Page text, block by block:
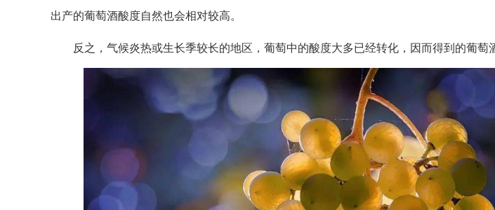
出产的葡萄酒酸度自然也会相对较高。
反之，气候炎热或生长季较长的地区，葡萄中的酸度大多已经转化，因而得到的葡萄